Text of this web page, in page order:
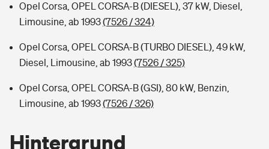
Opel Corsa, OPEL CORSA-B (DIESEL), 37 kW, Diesel,
Limousine, ab 1993(7526 / 324)
Opel Corsa, OPEL CORSA-B (TURBO DIESEL), 49 kW,
Diesel, Limousine, ab 1993(7526 / 325)
Opel Corsa, OPEL CORSA-B (GSI), 80 kW, Benzin,
Limousine, ab 1993(7526 / 326)
Hintergrund